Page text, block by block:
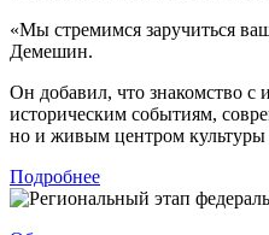
«Мы стремимся заручиться
Демешин.
Он добавил, что знакомство с
историческим событиям,
но и живым центром культуры
Подробнее